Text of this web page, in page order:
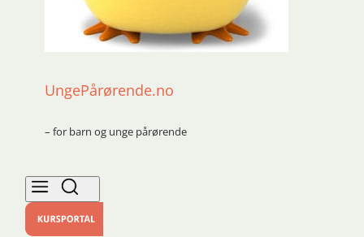
UngePårørende.no
– for barn og unge pårørende